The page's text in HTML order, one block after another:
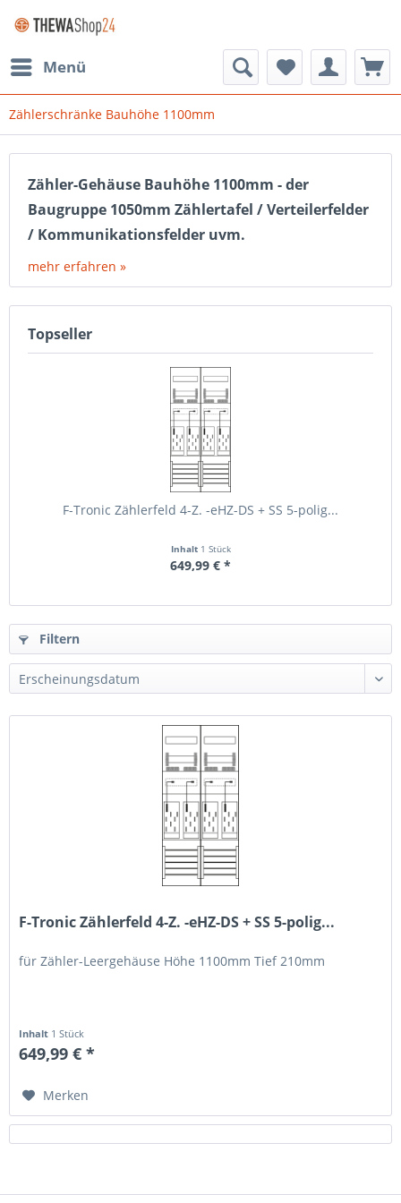
Menü
Zählerschränke Bauhöhe 1100mm
Zähler-Gehäuse Bauhöhe 1100mm - der
Baugruppe 1050mm Zählertafel / Verteilerfelder
/ Kommunikationsfelder uvm.
mehr erfahren »
Topseller
F-Tronic Zählerfeld 4-Z. -eHZ-DS + SS 5-polig...
Inhalt 1 Stück
649,99 € *
Filtern
F-Tronic Zählerfeld 4-Z. -eHZ-DS + SS 5-polig...
für Zähler-Leergehäuse Höhe 1100mm Tief 210mm
Inhalt 1 Stück
649,99 € *
Merken